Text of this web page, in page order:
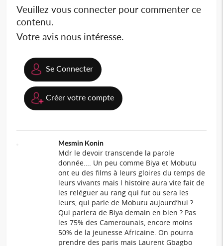
Veuillez vous connecter pour commenter ce
contenu.
Votre avis nous intéresse.
Se Connecter
Créer votre compte
Mesmin Konin
Mdr le devoir transcende la parole
donnée…. Un peu comme Biya et Mobutu
ont eu des films à leurs gloires du temps de
leurs vivants mais l histoire aura vite fait de
les reléguer au rang qui fut ou sera les
leurs, qui parle de Mobutu aujourd’hui ?
Qui parlera de Biya demain en bien ? Pas
les 75% des Camerounais, encore moins
50% de la jeunesse Africaine. On pourra
prendre des paris mais Laurent Gbagbo